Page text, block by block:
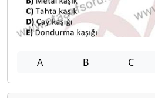
A B C